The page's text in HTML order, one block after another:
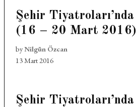
Şehir
(16 – 20 Mart 2016)
byNilgün Özcan
13 Mart 2016
Şehir